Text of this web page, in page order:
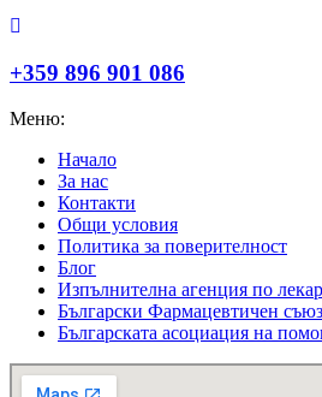
+359 896 901 086
Меню:
Начало
За нас
Контакти
Общи условия
Политика за поверителност
Блог
Изпълнителна агенция по
Български Фармацевтичен съюз
Българската асоциация на